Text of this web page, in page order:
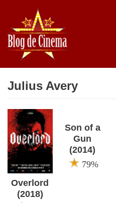
Sari
la
conținut
Julius Avery
Overlord
(2018)
Son of a
Gun
(2014)
79%